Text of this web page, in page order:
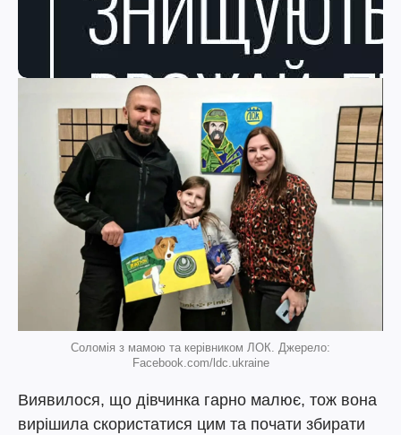
Соломія з мамою та керівником ЛОК. Джерело:
Facebook.com/ldc.ukraine
Виявилося, що дівчинка гарно малює, тож вона
вирішила скористатися цим та почати збирати